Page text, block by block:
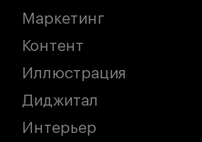
Маркетинг
Контент
Иллюстрация
Диджитал
Интерьер